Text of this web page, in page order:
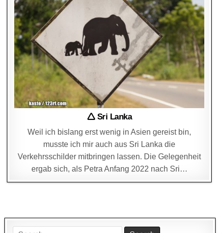
🛆 Sri Lanka
Weil ich bislang erst wenig in Asien gereist bin,
musste ich mir auch aus Sri Lanka die
Verkehrsschilder mitbringen lassen. Die Gelegenheit
ergab sich, als Petra Anfang 2022 nach Sri…